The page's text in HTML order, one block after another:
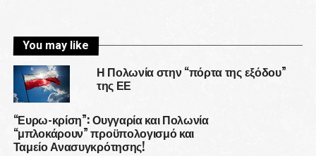
You may like
Η Πολωνία στην “πόρτα της εξόδου”
της ΕΕ
“Ευρω-κρίση”: Ουγγαρία και Πολωνία
“μπλοκάρουν” προϋπολογισμό και
Ταμείο Ανασυγκρότησης!